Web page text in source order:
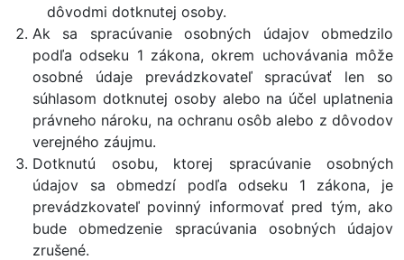
dôvodmi dotknutej osoby.
Ak sa spracúvanie osobných údajov obmedzilo
podľa odseku 1 zákona, okrem uchovávania môže
osobné údaje prevádzkovateľ spracúvať len so
súhlasom dotknutej osoby alebo na účel uplatnenia
právneho nároku, na ochranu osôb alebo z dôvodov
verejného záujmu.
Dotknutú osobu, ktorej spracúvanie osobných
údajov sa obmedzí podľa odseku 1 zákona, je
prevádzkovateľ povinný informovať pred tým, ako
bude obmedzenie spracúvania osobných údajov
zrušené.